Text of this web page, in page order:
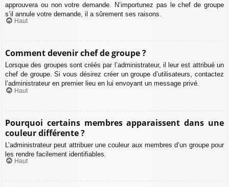
approuvera ou non votre demande. N’importunez pas le chef de groupe
s’il annule votre demande, il a sûrement ses raisons.
Haut
Comment devenir chef de groupe ?
Lorsque des groupes sont créés par l’administrateur, il leur est attribué un
chef de groupe. Si vous désirez créer un groupe d’utilisateurs, contactez
l’administrateur en premier lieu en lui envoyant un message privé.
Haut
Pourquoi certains membres apparaissent dans une
couleur différente ?
L’administrateur peut attribuer une couleur aux membres d’un groupe pour
les rendre facilement identifiables.
Haut